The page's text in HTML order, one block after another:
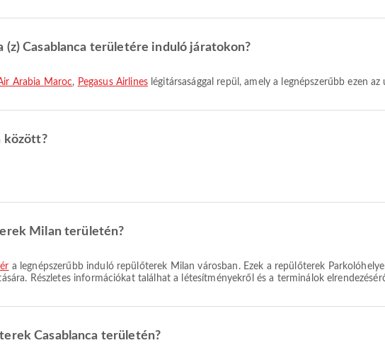
Casablanca területére induló járatokon?
Arabia Maroc, Pegasus Airlineslégitársasággal repül, amely a legnépszerűbb ezen az
között?
Milan területén?
a legnépszerűbb induló repülőterek Milan városban. Ezek a repülőterek
Részletes információkat találhat a létesítményekről és a terminálok
Casablanca területén?